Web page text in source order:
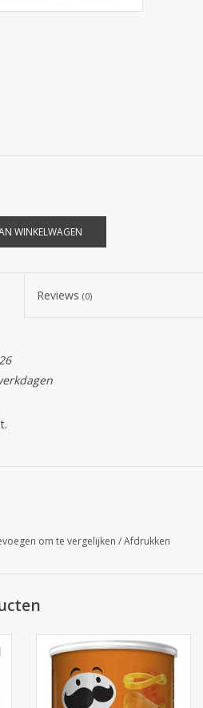
WINKELWAGEN
Reviews (0)
om te vergelijken /Afdrukken